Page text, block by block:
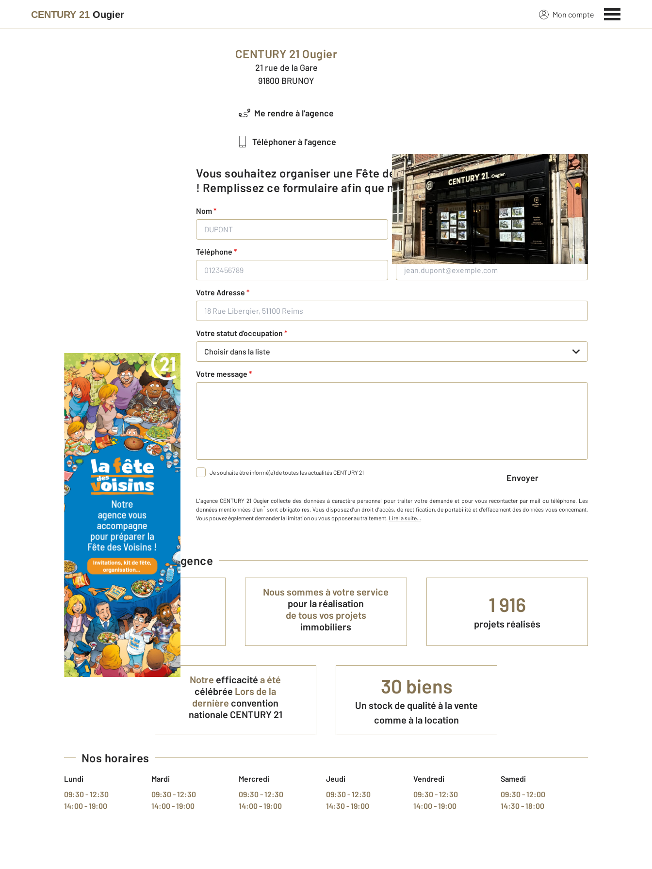
CENTURY 21 Ougier Mon compte
CENTURY 21 Ougier
21 rue de la Gare
91800 BRUNOY
Me rendre à l'agence
Téléphoner à l'agence
Vous souhaitez organiser une Fête des Voisins ? Nous pouvons vous aider
! Remplissez ce formulaire afin que nous puissions vous recontacter.
Nom* Prénom*
Téléphone * Votre adresse e-mail
Votre Adresse *
Votre statut d'occupation *
Choisir dans la liste
Votre message *
Je souhaite être informé(e) de toutes les actualités CENTURY 21 Envoyer
L'agence CENTURY 21 Ougier collecte des données à caractère personnel pour traiter votre demande et pour vous recontacter par mail ou téléphone Les
données mentionnées d'un * sont obligatoires. Vous disposez d'un droit d'accès, de rectification, de portabilité et d'effacement des données vous concernant.
Vous pouvez également demander la limitation ou vous opposer au traitement. Lire la suite...
Chiffres clés de l'agence
9,3 / 10
Voir les 540 avis
Nous sommes à votre service
pour la réalisation
de tous vos projets
immobiliers
1 916
projets réalisés
Notre efficacité a été
célébrée Lors de la
dernière convention
nationale CENTURY 21
30 biens
Un stock de qualité à la vente
comme à la location
Nos horaires
Lundi
09:30 - 12:30
14:00 - 19:00
Mardi
09:30 - 12:30
14:00 - 19:00
Mercredi
09:30 - 12:30
14:00 - 19:00
Jeudi
09:30 - 12:30
14:30 - 19:00
Vendredi
09:30 - 12:30
14:00 - 19:00
Samedi
09:30 - 12:00
14:30 - 18:00